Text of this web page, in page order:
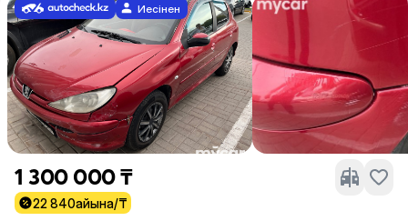
Иесінен
1 300 000 ₸
22 840айына/₸